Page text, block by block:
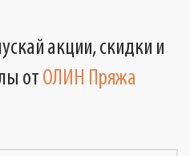
акции, скидки и
от ОЛИН Пряжа